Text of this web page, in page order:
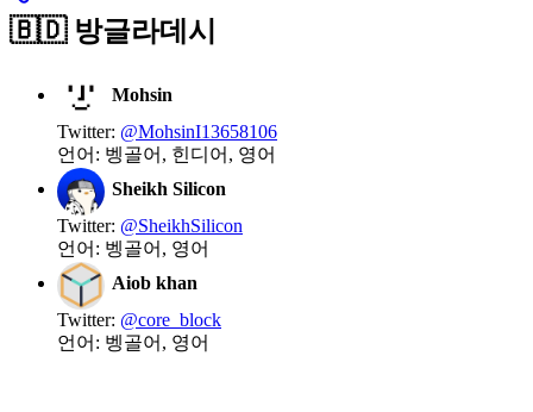
🇧🇩 방글라데시
Mohsin
Twitter: @MohsinI13658106
언어: 벵골어, 힌디어, 영어
Sheikh Silicon
Twitter: @SheikhSilicon
언어: 벵골어, 영어
Aiob khan
Twitter: @core_block
언어: 벵골어, 영어